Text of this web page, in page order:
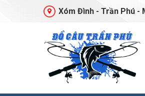
Xóm Đình - Trần Phú -